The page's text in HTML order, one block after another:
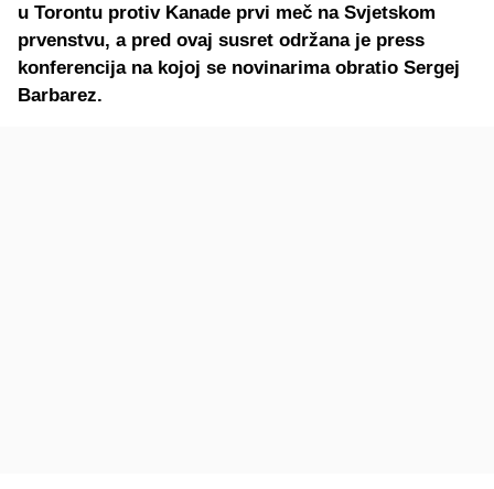
u Torontu protiv Kanade prvi meč na Svjetskom
prvenstvu, a pred ovaj susret održana je press
konferencija na kojoj se novinarima obratio Sergej
Barbarez.